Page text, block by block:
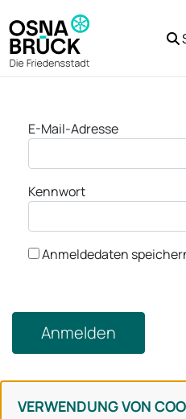
Zum Hauptinhalt springen
VERWENDUNG VON
Anmeldung
E-Mail-Adresse
Kennwort
Anmeldedaten
Anmelden